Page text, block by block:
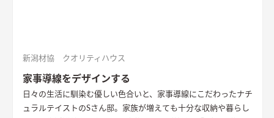
新潟材協 クオリティハウス
家事導線をデザインする
日々の生活に馴染む優しい色合いと、家事導線にこだわったナチ
ュラルテイストのSさん邸。家族が増えても十分な収納や暮らし